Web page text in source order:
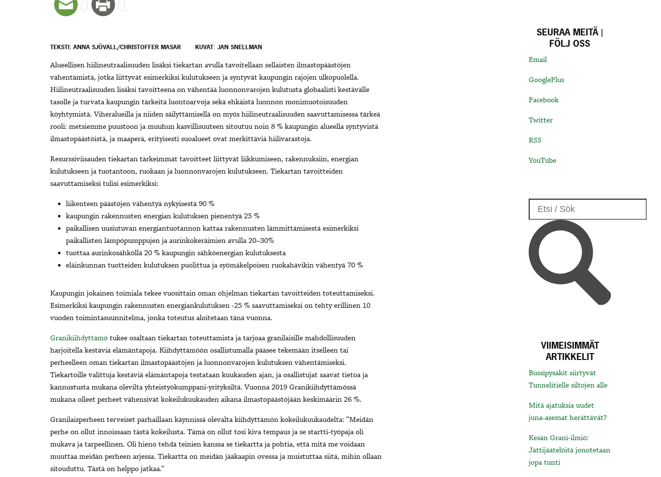
TEKSTI: ANNA SJÖVALL/CHRISTOFFER MASAR KUVAT: JAN SNELLMAN
Alueellisen hiilineutraalisuuden lisäksi tiekartan avulla tavoitellaan sellaisten ilmastopäästöjen
vähentämistä, jotka liittyvät esimerkiksi kulutukseen ja syntyvät kaupungin rajojen ulkopuolella.
Hiilineutraalisuuden lisäksi tavoitteena on vähentää luonnonvarojen kulutusta globaalisti kestävälle
tasolle ja turvata kaupungin tärkeitä luontoarvoja sekä ehkäistä luonnon monimuotoisuuden
köyhtymistä. Viheralueilla ja niiden säilyttämisellä on myös hiilineutraalisuuden saavuttamisessa tärkeä
rooli: metsiemme puustoon ja muuhun kasvillisuuteen sitoutuu noin 8 % kaupungin alueella syntyvistä
ilmastopäästöistä, ja maaperä, erityisesti suoalueet ovat merkittäviä hiilivarastoja.
Resurssiviisauden tiekartan tärkeimmät tavoitteet liittyvät liikkumiseen, rakennuksiin, energian
kulutukseen ja tuotantoon, ruokaan ja luonnonvarojen kulutukseen. Tiekartan tavoitteiden
saavuttamiseksi tulisi esimerkiksi:
liikenteen päästöjen vähentyä nykyisestä 90 %
kaupungin rakennusten energian kulutuksen pienentyä 25 %
paikallisen uusiutuvan energiantuotannon kattaa rakennusten lämmittämisestä esimerkiksi
paikallisten lämpöpumppujen ja aurinkokeräimien avulla 20–30%
tuottaa aurinkosähköllä 20 % kaupungin sähköenergian kulutuksesta
eläinkunnan tuotteiden kulutuksen puolittua ja syömäkelpoisen ruokahävikin vähentyä 70 %
Kaupungin jokainen toimiala tekee vuosittain oman ohjelman tiekartan tavoitteiden toteuttamiseksi.
Esimerkiksi kaupungin rakennusten energiankulutuksen -25 % saavuttamiseksi on tehty erillinen 10
vuoden toimintasuunnitelma, jonka toteutus aloitetaan tänä vuonna.
Granikiihdyttämö tukee osaltaan tiekartan toteuttamista ja tarjoaa granilaisille mahdollisuuden
harjoitella kestäviä elämäntapoja. Kiihdyttämöön osallistumalla pääsee tekemään itselleen tai
perheelleen oman tiekartan ilmastopäästöjen ja luonnonvarojen kulutuksen vähentämiseksi.
Tiekartoille valittuja kestäviä elämäntapoja testataan kuukauden ajan, ja osallistujat saavat tietoa ja
kannustusta mukana olevilta yhteistyökumppani-yrityksiltä. Vuonna 2019 Granikiihdyttämössä
mukana olleet perheet vähensivät kokeilukuukauden aikana ilmastopäästöjään keskimäärin 26 %.
Granilaisperheen terveiset parhaillaan käynnissä olevalta kiihdyttämön kokeilukuukaudelta: ”Meidän
perhe on ollut innoissaan tästä kokeilusta. Tämä on ollut tosi kiva tempaus ja se startti-työpaja oli
mukava ja tarpeellinen. Oli hieno tehdä teinien kanssa se tiekartta ja pohtia, että mitä me voidaan
muuttaa meidän perheen arjessa. Tiekartta on meidän jääkaapin ovessa ja muistuttaa siitä, mihin ollaan
sitouduttu. Tästä on helppo jatkaa.”
SEURAA MEITÄ |
FÖLJ OSS
Email
GooglePlus
Facebook
Twitter
RSS
YouTube
VIIMEISIMMÄT
ARTIKKELIT
Bussipysäkit siirtyvät
Tunnelitielle siltojen alle
Mitä ajatuksia uudet
juna-asemat herättävät?
Kesän Grani-ilmiö:
Jättijäätelöitä jonotetaan
jopa tunti